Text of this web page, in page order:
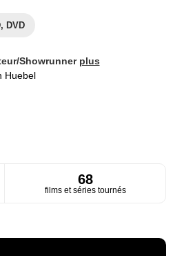
DVD
Showrunner plus
Huebel
68
films et séries tournés